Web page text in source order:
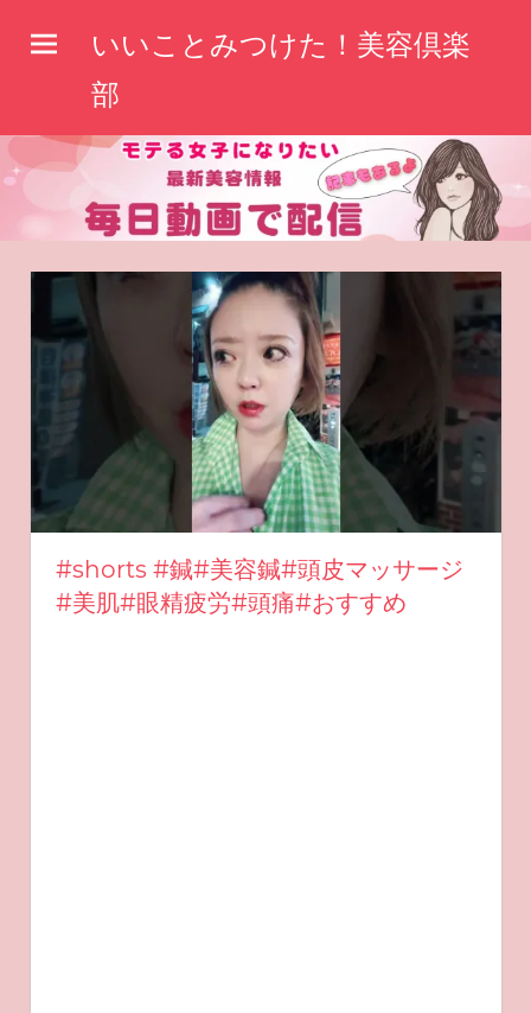
へ
いいことみつけた！美容倶楽
部
#shorts #鍼#美容鍼#頭皮マッサージ
#美肌#眼精疲労#頭痛#おすすめ